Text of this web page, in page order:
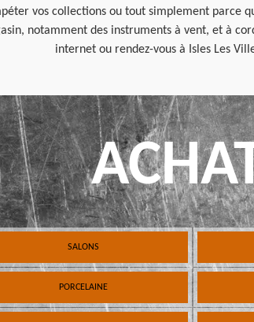
vos collections ou tout simplement parce
notamment des instruments à vent, et à
internet ou rendez-vous à Isles Les
SALONS
PORCELAINE